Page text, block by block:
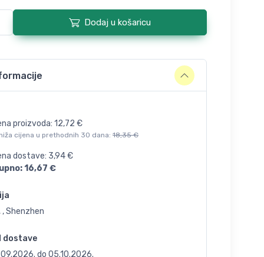
Dodaj u košaricu
proizvoda: 12,72 €
cijena u prethodnih 30 dana: 18,35 €
dostave: 3,94€
16,67 €
, Shenzhen
dostave
do 05.10.2026.